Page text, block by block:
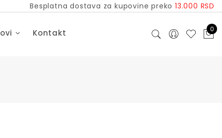
Besplatna dostava za kupovine preko 13.000 RSD
Kontakt 0